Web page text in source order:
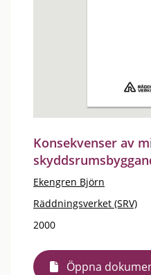
Konsekvenser av
Ekengren Björn
Räddningsverket (SRV)
2000
Öppna